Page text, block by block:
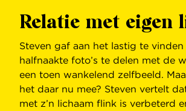
Relatie met eigen
Steven gaf aan het lastig te vinden
halfnaakte foto’s te delen met de
een toen wankelend zelfbeeld.
het daar nu mee? Steven vertelt
met z’n lichaam flink is verbeterd